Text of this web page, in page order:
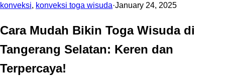
konveksi, konveksi toga wisuda·January 24, 2025
Cara Mudah Bikin Toga Wisuda di
Tangerang Selatan: Keren dan
Terpercaya!